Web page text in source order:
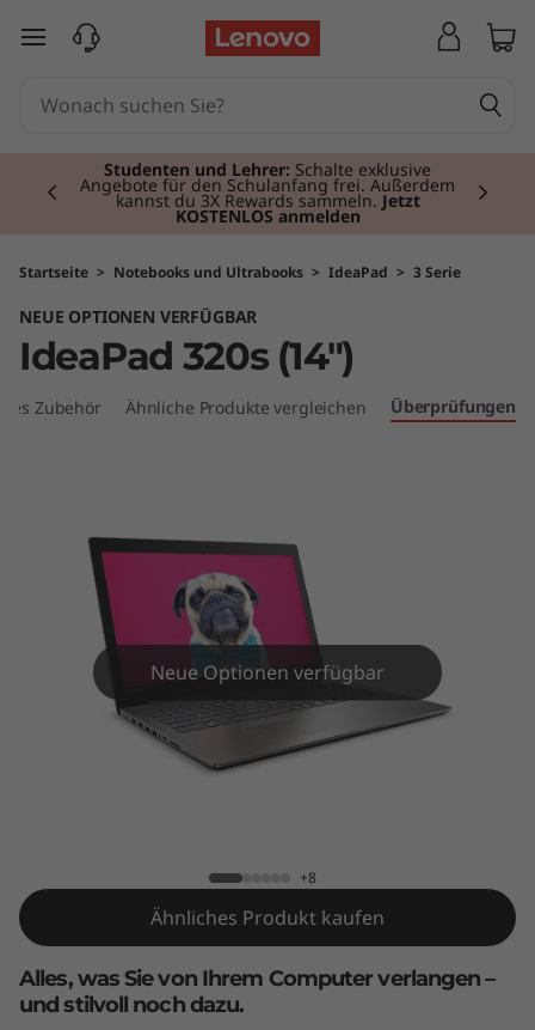
a
d
zum Hauptinhalt springen
Studenten und Lehrer: Schalte exklusive
Angebote für den Schulanfang frei. Außerdem
kannst du 3X Rewards sammeln. Jetzt
KOSTENLOS anmelden
Currently displaying item 2 of 3
Startseite > Notebooks und Ultrabooks > IdeaPad > 3 Serie
NEUE OPTIONEN VERFÜGBAR
IdeaPad 320s (14")
Zubehör Ähnliche Produkte vergleichen Überprüfungen
Neue Optionen verfügbar
+8
Ähnliches Produkt kaufen
Alles, was Sie von Ihrem Computer verlangen –
und stilvoll noch dazu.